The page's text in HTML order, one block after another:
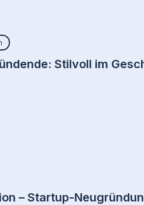
Stilvoll im
– Startup-